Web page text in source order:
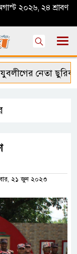
২০২৬, ২৪ শ্রাবণ
নেতা
২১ জুন ২০২৩